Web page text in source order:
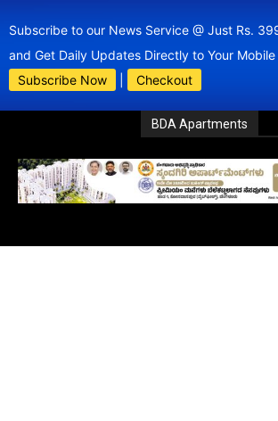
Subscribe to our News Service @ Just Rs.
and Get Daily Updates Directly to Your
Subscribe Now
Checkout
BDA Apartments